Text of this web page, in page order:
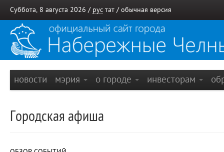
Суббота, 8 августа 2026 / рус тат / обычная версия
новости мэрия о городе инвесторам
Городская афиша